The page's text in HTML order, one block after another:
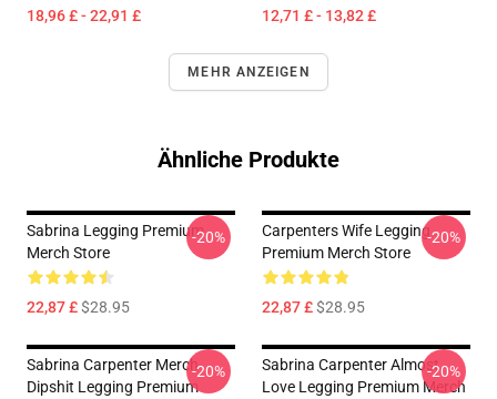
18,96 £ - 22,91 £ 12,71 £ - 13,82 £
MEHR ANZEIGEN
Ähnliche Produkte
Sabrina Legging Premium
Merch Store
22,87 £$28.95
-20%
Carpenters Wife Legging
Premium Merch Store
22,87 £$28.95
-20%
Sabrina Carpenter Merch
Dipshit Legging Premium
-20%
Sabrina Carpenter Almost
Love Legging Premium Merch
-20%